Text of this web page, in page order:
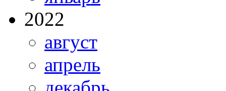
2022
август
апрель